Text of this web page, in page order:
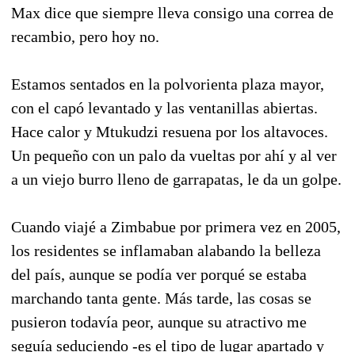
Max dice que siempre lleva consigo una correa de
recambio, pero hoy no.
Estamos sentados en la polvorienta plaza mayor,
con el capó levantado y las ventanillas abiertas.
Hace calor y Mtukudzi resuena por los altavoces.
Un pequeño con un palo da vueltas por ahí y al ver
a un viejo burro lleno de garrapatas, le da un golpe.
Cuando viajé a Zimbabue por primera vez en 2005,
los residentes se inflamaban alabando la belleza
del país, aunque se podía ver porqué se estaba
marchando tanta gente. Más tarde, las cosas se
pusieron todavía peor, aunque su atractivo me
seguía seduciendo -es el tipo de lugar apartado y